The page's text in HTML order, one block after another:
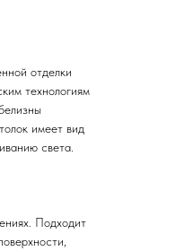
отделки
технологиям
имеет вид
света.
Подходит